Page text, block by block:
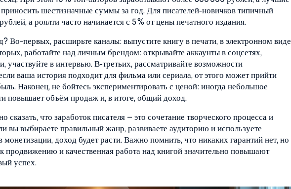
шестизначные суммы за год. Для писателей‑новичков типичный
а роялти часто начинается с 5 % от цены печатного издания.
Во-первых, расширьте каналы: выпустите книгу в печати, в электронном виде
работайте над личным брендом: открывайте аккаунты в соцсетях,
участвуйте в интервью. В‑третьих, рассматривайте возможности
ваша история подходит для фильма или сериала, от этого может прийти
Наконец, не бойтесь экспериментировать с ценой: иногда небольшое
повышает объём продаж и, в итоге, общий доход.
сказать, что заработок писателя – это сочетание творческого процесса и
вы выбираете правильный жанр, развиваете аудиторию и используете
монетизации, доход будет расти. Важно помнить, что никаких гарантий нет, но
продвижению и качественная работа над книгой значительно повышают
успех.